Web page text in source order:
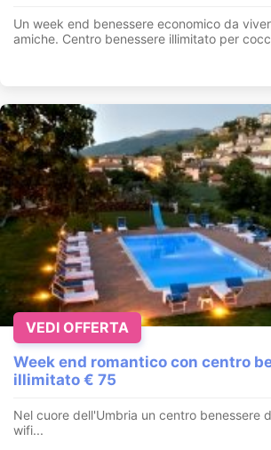
Un week end benessere economico da
amiche. Centro benessere illimitato per
Week end romantico con centro
illimitato € 75
Nel cuore dell'Umbria un centro benessere
wifi...
VEDI OFFERTA